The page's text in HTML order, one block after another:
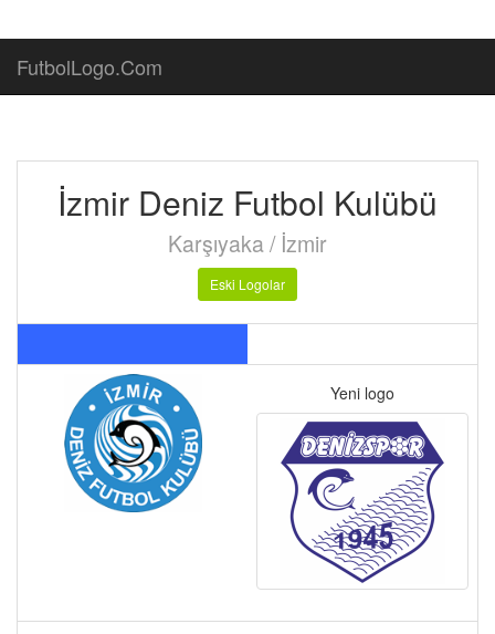
FutbolLogo.Com
İzmir Deniz Futbol Kulübü
Karşıyaka / İzmir
Eski Logolar
Yeni logo